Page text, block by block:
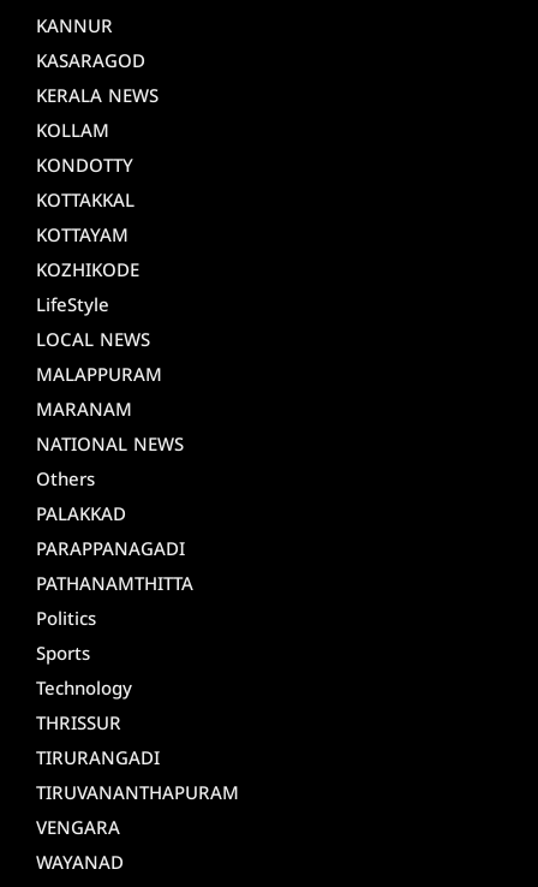
KANNUR
KASARAGOD
KERALA NEWS
KOLLAM
KONDOTTY
KOTTAKKAL
KOTTAYAM
KOZHIKODE
LifeStyle
LOCAL NEWS
MALAPPURAM
MARANAM
NATIONAL NEWS
Others
PALAKKAD
PARAPPANAGADI
PATHANAMTHITTA
Politics
Sports
Technology
THRISSUR
TIRURANGADI
TIRUVANANTHAPURAM
VENGARA
WAYANAD